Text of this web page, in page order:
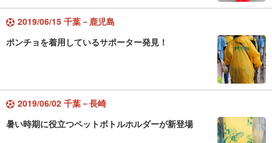
2019/06/15 千葉－鹿児島
ポンチョを着用しているサポーター発見！
2019/06/02 千葉－長崎
暑い時期に役立つペットボトルホルダーが新登場